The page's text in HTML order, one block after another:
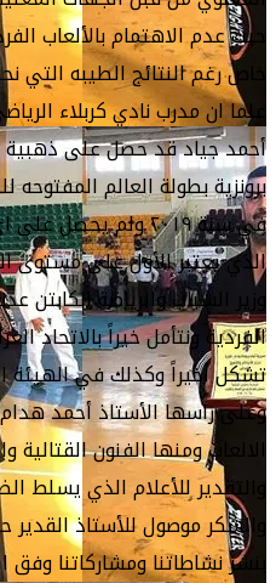
حيث عدم الاهتمام بالألعاب
خاص رغم النتائج الطيبه
علما ان مدرب نادي كربلاء
أحمد جياد قد حصل على ذهبية
برونزية بطولة العالم المفتوحه
في سنة ٢٠١٩ ولم
الذي يعتبر الأول على مستوى
وزير الشباب والرياضة الكابتن
الفردية ونتأمل خيراً بالاتحاد
تشكل أخيراً وكذلك في الهيئة
وعلى راسها الأستاذ أحمد
الالعاب ومنها الفنون
والتقدير للأعلام الذي يسلط
والشكر موصول للأستاذ
بنشر نشاطاتنا ومشاركاتنا وفق